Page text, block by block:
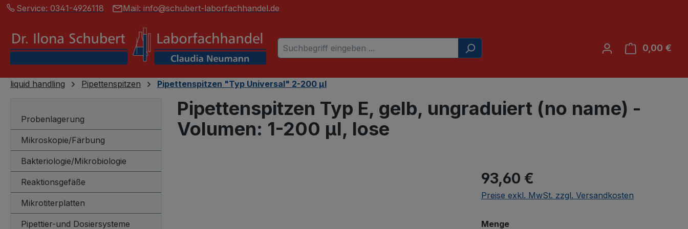
Zur Hauptnavigation springen
Service: 0341-4926118 Mail: info@schubert-laborfachhandel.de
0,00 €
liquid handling Pipettenspitzen Pipettenspitzen "Typ Universal" 2-200 µl
Probenlagerung
Mikroskopie/Färbung
Bakteriologie/Mikrobiologie
Reaktionsgefäße
Mikrotiterplatten
Pipettier-und Dosiersysteme
Pipettenspitzen Typ E, gelb, ungraduiert (no name) -
Volumen: 1-200 µl, lose
93,60 €
Preise exkl. MwSt. zzgl. Versandkosten
Mengeauswählen